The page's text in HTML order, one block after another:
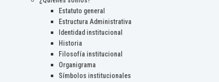
Estatuto general
Estructura Administrativa
Identidad institucional
Historia
Filosofía institucional
Organigrama
Símbolos institucionales